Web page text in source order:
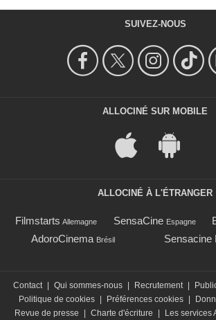
SUIVEZ-NOUS
ALLOCINÉ SUR MOBILE
ALLOCINÉ À L'ÉTRANGER
Filmstarts Allemagne SensaCine Espagne
AdoroCinema Brésil Sensacine
Contact Qui sommes-nous Recrutement
Politique de cookies
Préférences cookies
Revue de presse
Charte d'écriture Les services